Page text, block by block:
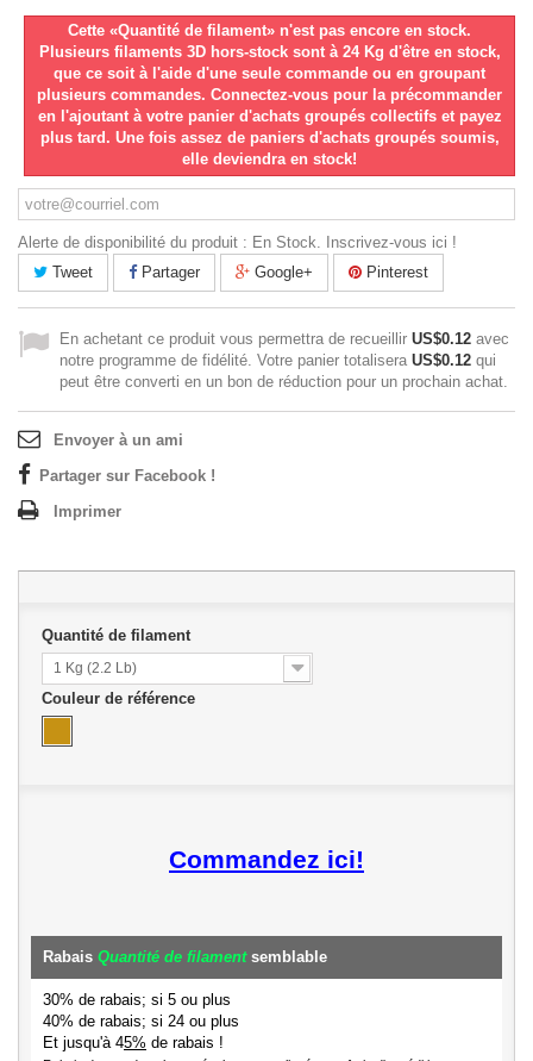
Cette «Quantité de filament» n'est pas encore en stock.
Plusieurs filaments 3D hors-stock sont à 24 Kg d'être en stock,
que ce soit à l'aide d'une seule commande ou en groupant
plusieurs commandes. Connectez-vous pour la précommander
en l'ajoutant à votre panier d'achats groupés collectifs et payez
plus tard. Une fois assez de paniers d'achats groupés soumis,
elle deviendra en stock!
Alerte de disponibilité du produit : En Stock. Inscrivez-vous ici !
Tweet
Partager Google+ Pinterest
En achetant ce produit vous permettra de recueillir US$0.12 avec
notre programme de fidélité. Votre panier totalisera US$0.12 qui
peut être converti en un bon de réduction pour un prochain achat.
Envoyer à un ami
Partager sur Facebook !
Imprimer
Quantité de filament
1 Kg (2.2 Lb)
Couleur de référence
Commandez ici!
Rabais Quantité de filamentsemblable
30% de rabais; si 5 ou plus
40% de rabais; si 24 ou plus
Et jusqu'à 45% de rabais !